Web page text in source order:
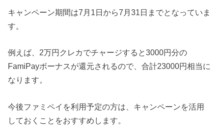
キャンペーン期間は7月1日から7月31日までとなっていま
す。
例えば、2万円クレカでチャージすると3000円分の
FamiPayボーナスが還元されるので、合計23000円相当に
なります。
今後ファミペイを利用予定の方は、キャンペーンを活用
しておくことをおすすめします。